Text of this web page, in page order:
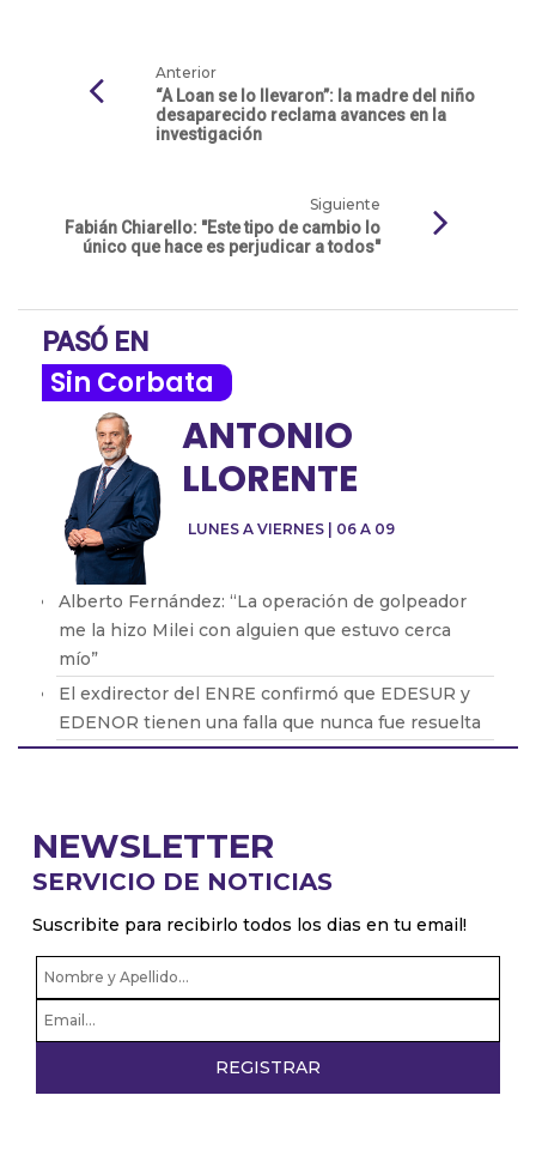
Anterior
“A Loan se lo llevaron”: la madre del niño
desaparecido reclama avances en la
investigación
Siguiente
Fabián Chiarello: "Este tipo de cambio lo
único que hace es perjudicar a todos"
PASÓ EN
Sin Corbata
LUNES A VIERNES | 06 A 09
ANTONIO
LLORENTE
Alberto Fernández: “La operación de golpeador
me la hizo Milei con alguien que estuvo cerca
mío”
El exdirector del ENRE confirmó que EDESUR y
EDENOR tienen una falla que nunca fue resuelta
que protagonizará de Muscari
Pablo Echarri: “La cultura es un hecho peligroso
para este gobierno de ultraderecha”
NEWSLETTER
SERVICIO DE NOTICIAS
Suscribite para recibirlo todos los dias en tu email!